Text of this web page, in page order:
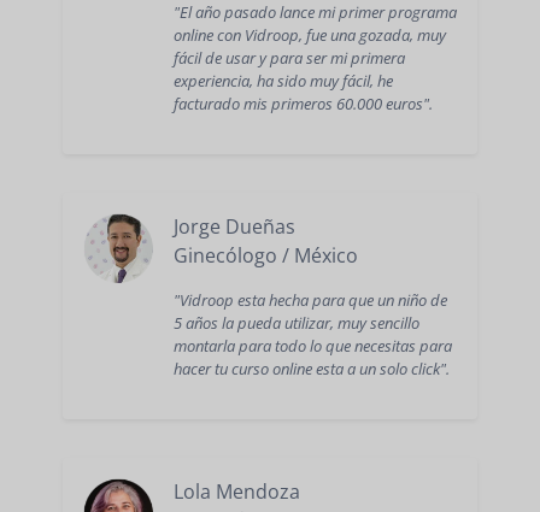
"El año pasado lance mi primer programa
online con Vidroop, fue una gozada, muy
fácil de usar y para ser mi primera
experiencia, ha sido muy fácil, he
facturado mis primeros 60.000 euros".
Jorge Dueñas
Ginecólogo / México
"Vidroop esta hecha para que un niño de
5 años la pueda utilizar, muy sencillo
montarla para todo lo que necesitas para
hacer tu curso online esta a un solo click".
Lola Mendoza